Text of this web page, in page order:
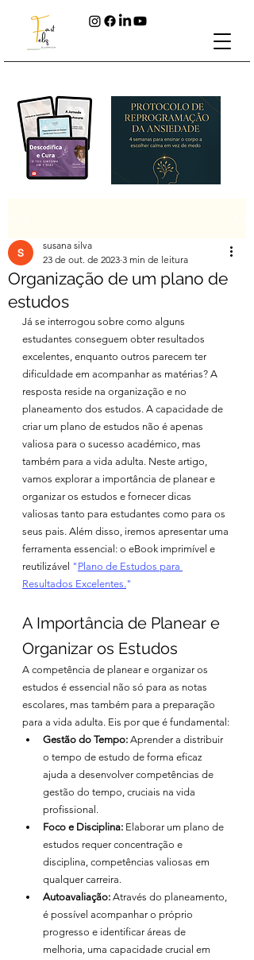
Organização de um plano de
estudos
susana silva
23 de out. de 2023 3 min de leitura
Já se interrogou sobre como alguns
estudantes conseguem obter resultados
excelentes, enquanto outros parecem ter
dificuldade em acompanhar as matérias? A
resposta reside na organização e no
planeamento dos estudos. A capacidade de
criar um plano de estudos não é apenas
valiosa para o sucesso académico, mas
também para a vida adulta. Neste artigo,
vamos explorar a importância de planear e
organizar os estudos e fornecer dicas
valiosas tanto para estudantes como para os
seus pais. Além disso, iremos apresentar uma
ferramenta essencial: o eBook imprimível e
reutilizável " Plano de Estudos para
Resultados Excelentes."
A Importância de Planear e
Organizar os Estudos
A competência de planear e organizar os
estudos é essencial não só para as notas
escolares, mas também para a preparação
para a vida adulta. Eis por que é fundamental:
Gestão do Tempo: Aprender a distribuir
o tempo de estudo de forma eficaz
ajuda a desenvolver competências de
gestão do tempo, cruciais na vida
profissional.
Foco e Disciplina: Elaborar um plano de
estudos requer concentração e
disciplina, competências valiosas em
qualquer carreira.
Autoavaliação: Através do planeamento,
é possível acompanhar o próprio
progresso e identificar áreas de
melhoria, uma capacidade crucial em